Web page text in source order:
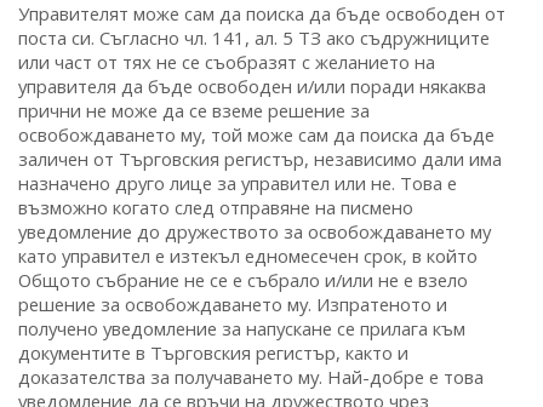
Управителят може сам да поиска да бъде освободен от
поста си. Съгласно чл. 141, ал. 5 ТЗ ако съдружниците
или част от тях не се съобразят с желанието на
управителя да бъде освободен и/или поради някаква
прични не може да се вземе решение за
освобождаването му, той може сам да поиска да бъде
заличен от Търговския регистър, независимо дали има
назначено друго лице за управител или не. Това е
възможно когато след отправяне на писмено
уведомление до дружеството за освобождаването му
като управител е изтекъл едномесечен срок, в който
Общото събрание не се е събрало и/или не е взело
решение за освобождаването му. Изпратеното и
получено уведомление за напускане се прилага към
документите в Търговския регистър, както и
доказателства за получаването му. Най-добре е това
уведомление да се връчи на дружеството чрез